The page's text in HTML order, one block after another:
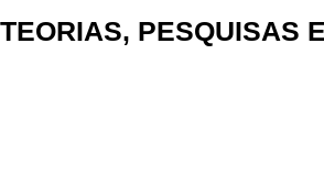
TEORIAS, PESQUISAS